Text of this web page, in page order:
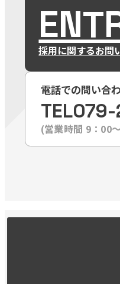
採用に関するお問
電話での問い合
TEL079-
(営業時間 9：00